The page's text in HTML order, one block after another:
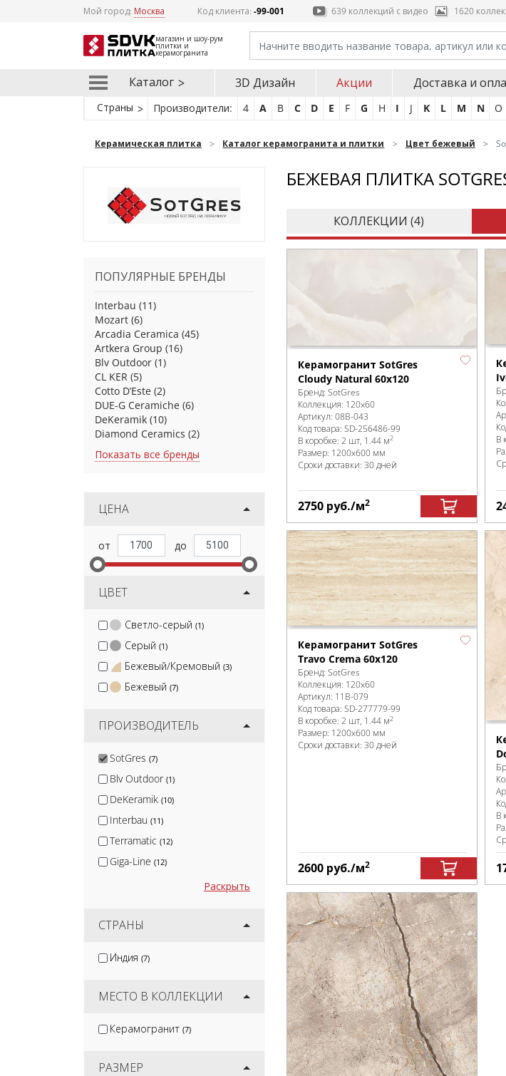
Мой город: Москва Код клиента:-99-001 639 коллекций с видео 1620
магазин и шоу-рум
плитки и
керамогранита
Каталог 3D Дизайн Акции Доставка и
Страны Производители: 4 A B C D E F G H I J K L M N O
Керамическая плитка Каталог керамогранита и плитки Цвет бежевый
ПОПУЛЯРНЫЕ БРЕНДЫ
Interbau (11)
Mozart (6)
Arcadia Ceramica (45)
Artkera Group (16)
Blv Outdoor (1)
CL KER (5)
Cotto D’Este (2)
DUE-G Ceramiche (6)
DeKeramik (10)
Diamond Ceramics (2)
Показать все бренды
ЦЕНА
ЦВЕТ
Светло-серый (1)
Серый (1)
Бежевый/Кремовый (3)
Бежевый (7)
ПРОИЗВОДИТЕЛЬ
SotGres (7)
Blv Outdoor (1)
DeKeramik (10)
Interbau (11)
Terramatic (12)
Giga-Line (12)
Isla (14)
Jano Tiles
Раскрыть
СТРАНЫ
Индия (7)
МЕСТО В КОЛЛЕКЦИИ
Керамогранит (7)
РАЗМЕР
БЕЖЕВАЯ ПЛИТКА
КОЛЛЕКЦИИ (4)
Керамогранит SotGres
Cloudy Natural 60x120
Бренд: SotGres
Коллекция: 120x60
Артикул: 08B-043
Код товара: SD-256486-99
В коробке: 2 шт, 1.44 м2
Размер: 1200x600 мм
Сроки доставки: 30 дней
2750 руб./м2
В
Керамогранит SotGres
Travo Crema 60x120
Бренд: SotGres
Коллекция: 120x60
Артикул: 11B-079
Код товара: SD-277779-99
В коробке: 2 шт, 1.44 м2
Размер: 1200x600 мм
Сроки доставки: 30 дней
2600 руб./м2
В